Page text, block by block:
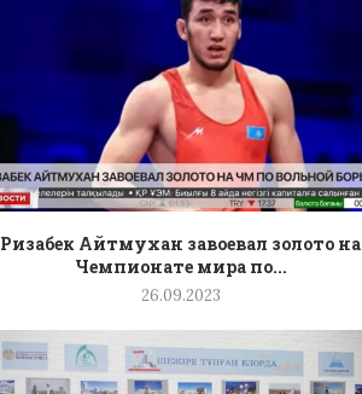
Ризабек Айтмухан завоевал золото на
Чемпионате мира по...
26.09.2023